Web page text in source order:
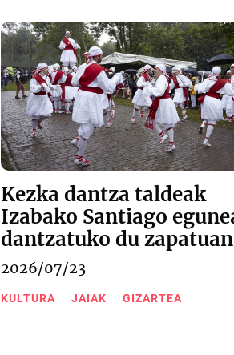
Kezka dantza taldeak
Izabako Santiago
dantzatuko du zapatuan
2026/07/23
KULTURA JAIAK GIZARTEA